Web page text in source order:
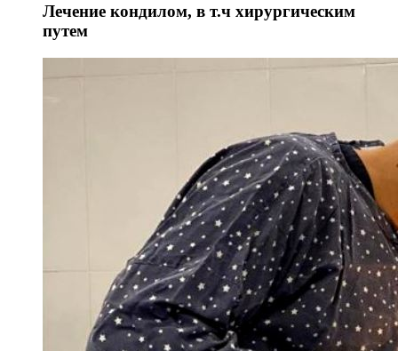
Лечение кондилом, в т.ч хирургическим
путем